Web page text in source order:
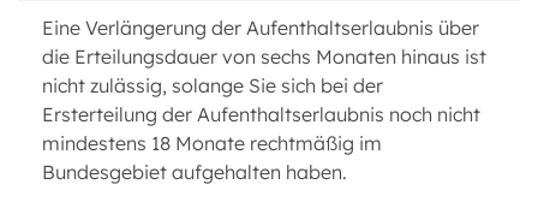
Eine Verlängerung der Aufenthaltserlaubnis über
die Erteilungsdauer von sechs Monaten hinaus ist
nicht zulässig, solange Sie sich bei der
Ersterteilung der Aufenthaltserlaubnis noch nicht
mindestens 18 Monate rechtmäßig im
Bundesgebiet aufgehalten haben.